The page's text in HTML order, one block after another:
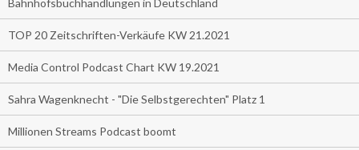
Bahnhofsbuchhandlungen in Deutschland
TOP 20 Zeitschriften-Verkäufe KW 21.2021
Media Control Podcast Chart KW 19.2021
Sahra Wagenknecht - "Die Selbstgerechten" Platz 1
Millionen Streams Podcast boomt